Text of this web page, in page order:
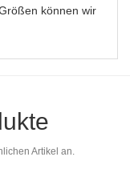
können wir
Artikel an.